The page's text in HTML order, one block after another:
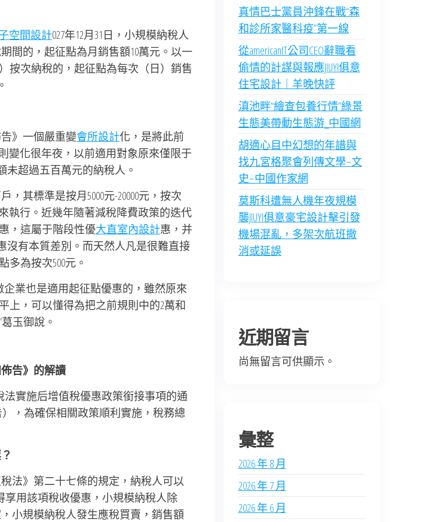
空間設計027年12月31日，小規模納稅人
間的，起征點為月銷售額10萬元。以一
按次納稅的，起征點為每次（日）銷售
》一個嚴重變會所設計化，是將此前
變化很年夜，以前適用對象原來僅限于
未超過五百萬元的納稅人。
其標準是按月5000元-20000元，按次
來執行。近幾年隨著減稅降費政策的迭代
，這屬于階段性優大直室內設計惠，并
沒有本質差別。而天然人凡是很難直接
多為按次500元。
業也是適用起征點優惠的，雖然原來
上，可以懂得為把之前規則中的2萬和
玉御說。
告》的解讀
法實施后增值稅優惠政策銜接事項的通
），為確保相關政策順利實施，稅務總
法》第二十七條的規定，納稅人可以
享用該項稅收優惠，小規模納稅人除
小規模納稅人發生應稅買賣，銷售額
真情巴士黨員沖鋒在戰“森
和診所家醫科疫”第一線
從americanIT公司CEO辭職看
偷情的計謀與報應JIUYI俱意
住宅設計｜羊晚快評
滇池畔“繪查包養行情”綠景
生態美帶動生態游_中國網
胡適心目中幻想的年譜與
找九宮格聚會列傳文學–文
史–中國作家網
莫斯科遭無人機年夜規模
襲JIUYI俱意豪宅設計擊引發
機場混亂，多架次航班撤
消或延誤
近期留言
尚無留言可供顯示。
彙整
2026 年 8 月
2026 年 7 月
2026 年 6 月